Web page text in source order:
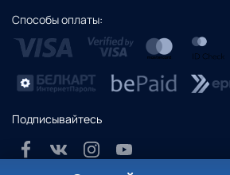
Способы оплаты:
Подписывайтесь